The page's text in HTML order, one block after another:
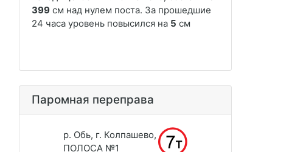
Паромная переправа
р. Обь, г. Колпашево,
ПОЛОСА №1